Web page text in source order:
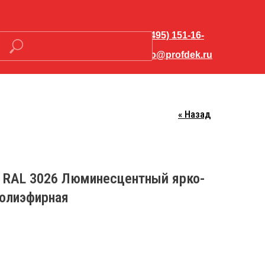
+7 (495) 151-16-
hello@profdek.ru
« Назад
3026 Люминесцентный ярко-